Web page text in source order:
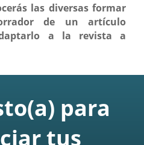
las diversas formar
de un artículo
a la revista a
para
tus